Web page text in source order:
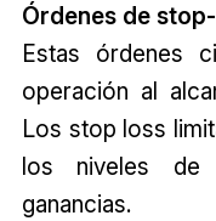
Órdenes de
Estas órdenes
operación al
Los stop loss
los niveles de
ganancias.